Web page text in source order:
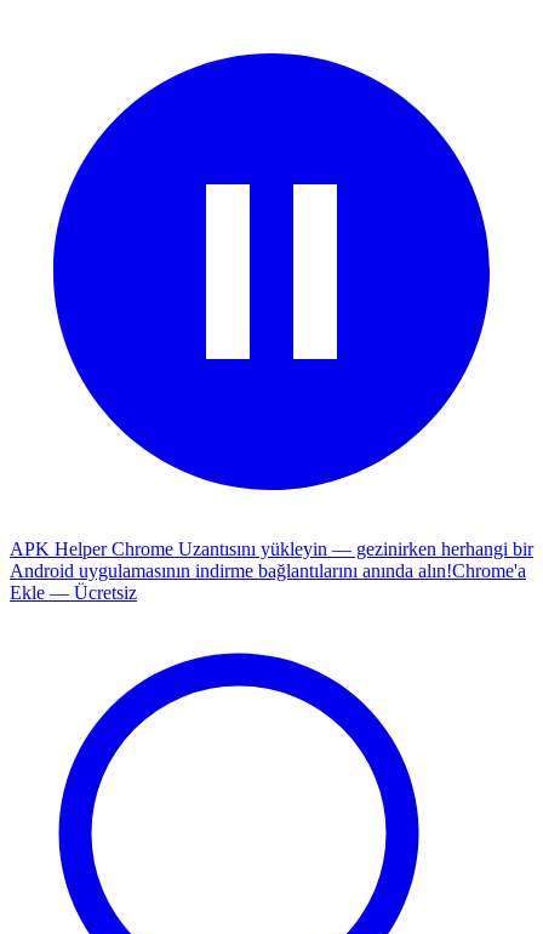
APK Helper Chrome Uzantısını yükleyin — gezinirken herhangi bir
Android uygulamasının indirme bağlantılarını anında alın!Chrome'a
Ekle — Ücretsiz